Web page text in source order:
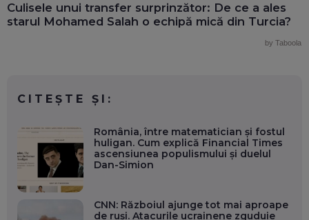
Culisele unui transfer surprinzător: De ce a ales
starul Mohamed Salah o echipă mică din Turcia?
by Taboola
CITEȘTE ȘI:
România, între matematician și fostul
huligan. Cum explică Financial Times
ascensiunea populismului și duelul
Dan-Simion
CNN: Războiul ajunge tot mai aproape
de ruși. Atacurile ucrainene zguduie